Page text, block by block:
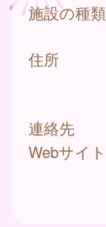
施設の種類
住所
連絡先
Webサイト